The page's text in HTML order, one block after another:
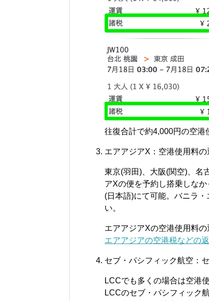
往復合計で約4,000円の空港
エアアジアX：空港使用料
東京(羽田)、大阪(関空)、名
アXの便を予約し搭乗しな
(日本語)にて可能。バニラ
い。
エアアジアXの空港使用料
エアアジアの空港税などの
セブ・パシフィック航空：
LCCでも多くの場合は空港
LCCのセブ・パシフィック